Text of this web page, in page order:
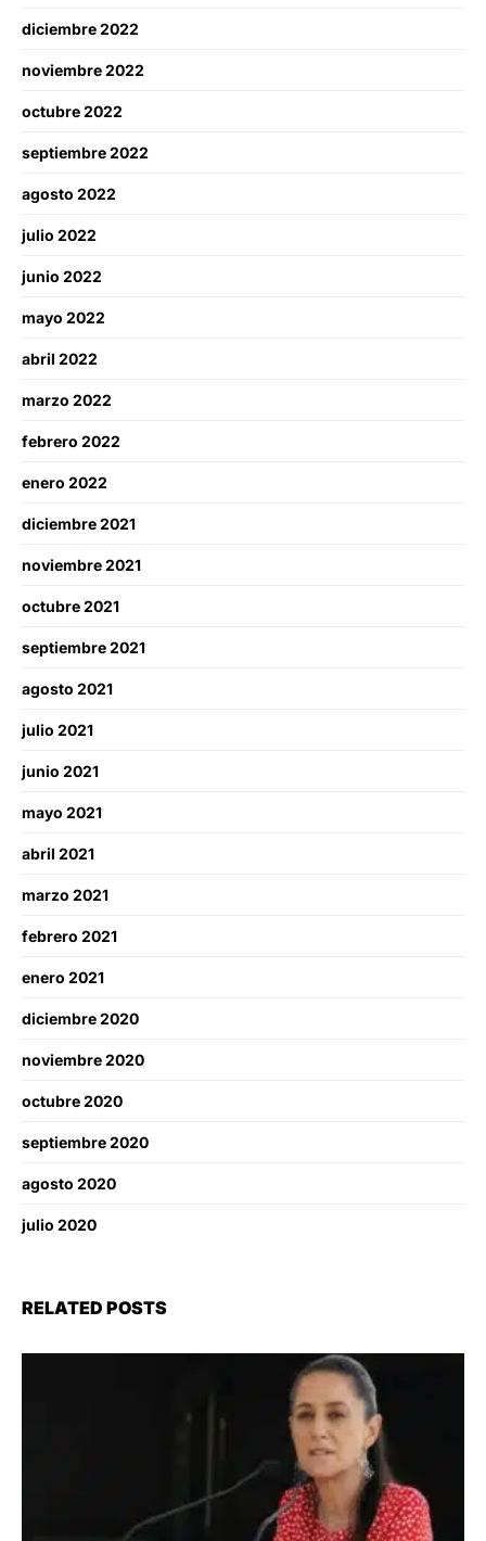
diciembre 2022
noviembre 2022
octubre 2022
septiembre 2022
agosto 2022
julio 2022
junio 2022
mayo 2022
abril 2022
marzo 2022
febrero 2022
enero 2022
diciembre 2021
noviembre 2021
octubre 2021
septiembre 2021
agosto 2021
julio 2021
junio 2021
mayo 2021
abril 2021
marzo 2021
febrero 2021
enero 2021
diciembre 2020
noviembre 2020
octubre 2020
septiembre 2020
agosto 2020
julio 2020
RELATED POSTS